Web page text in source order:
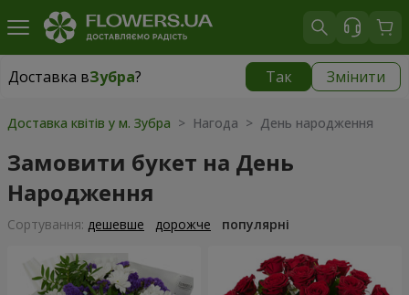
Доставка вЗубра? Так Змінити
Доставка вЗубра|
Доставка квітів у м. Зубра > Нагода > День народження
Замовити букет на День
Народження
Сортування: дешевше дорожче популярні